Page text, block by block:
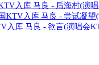
马良 - 后海村(演
马良 - 尝试凝
马良 - 欲言(演唱会